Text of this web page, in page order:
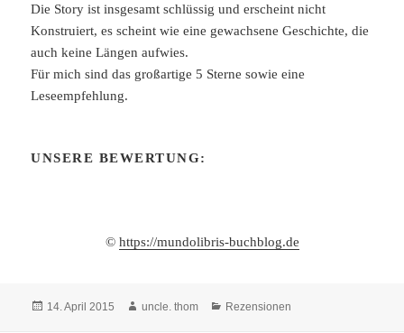
Die Story ist insgesamt schlüssig und erscheint nicht
Konstruiert, es scheint wie eine gewachsene Geschichte, die
auch keine Längen aufwies.
Für mich sind das großartige 5 Sterne sowie eine
Leseempfehlung.
UNSERE BEWERTUNG:
© https://mundolibris-buchblog.de
Veröffentlicht
14. April 2015 Autor
uncle. thom Kategorien
Rezensionen